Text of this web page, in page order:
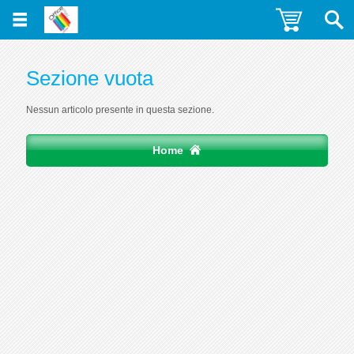
Sezione vuota
Nessun articolo presente in questa sezione.
Home